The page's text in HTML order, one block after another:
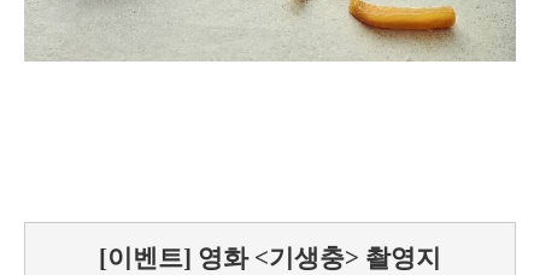
[이벤트] 영화 <기생충> 촬영지